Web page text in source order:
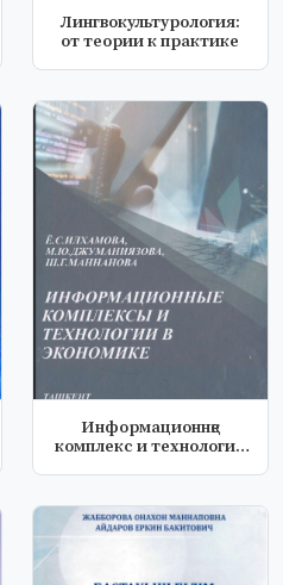
Лингвокультурология:
от теории к практике
Информационнқе
комплекс и технологии